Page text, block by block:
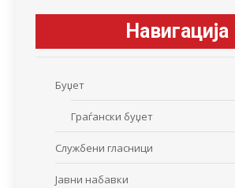
Навигација
Буџет
Граѓански буџет
Службени гласници
Јавни набавки